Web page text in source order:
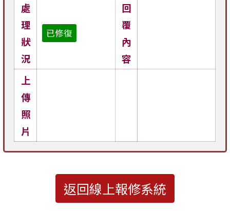
處
理
狀
況
已修復
回
覆
內
容
上
傳
照
片
返回線上報修系統